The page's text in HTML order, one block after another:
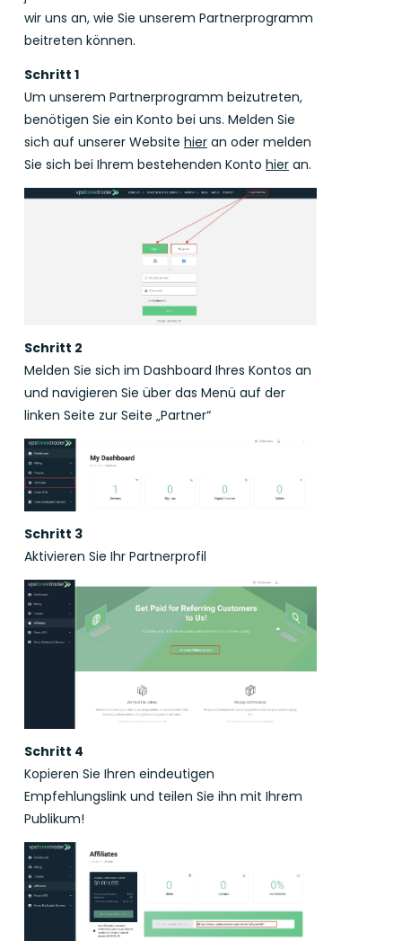
wir uns an, wie Sie unserem Partnerprogramm
beitreten können.
Schritt 1
Um unserem Partnerprogramm beizutreten,
benötigen Sie ein Konto bei uns. Melden Sie
sich auf unserer Website hier an oder melden
Sie sich bei Ihrem bestehenden Konto hier an.
Schritt 2
Melden Sie sich im Dashboard Ihres Kontos an
und navigieren Sie über das Menü auf der
linken Seite zur Seite „Partner“
Schritt 3
Aktivieren Sie Ihr Partnerprofil
Schritt 4
Kopieren Sie Ihren eindeutigen
Empfehlungslink und teilen Sie ihn mit Ihrem
Publikum!